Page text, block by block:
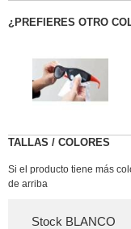
¿PREFIERES OTRO
TALLAS / COLORES
Si el producto tiene más
de arriba
Stock BLANCO